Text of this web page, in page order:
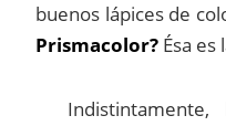
buenos lápices de
Prismacolor? Ésa es